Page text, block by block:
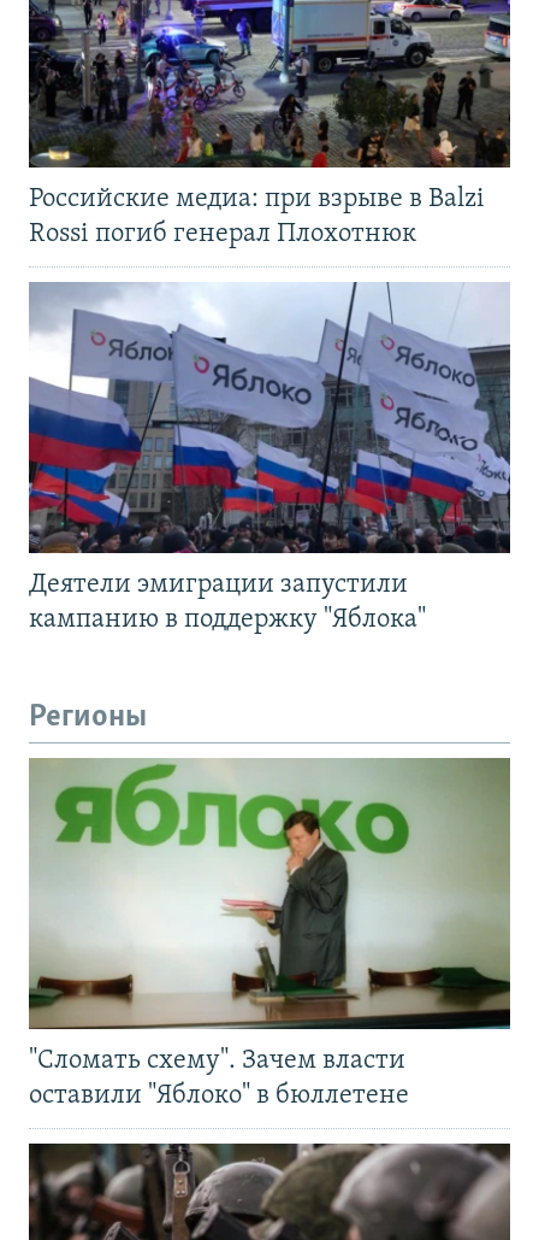
Российские медиа: при взрыве в Balzi
Rossi погиб генерал Плохотнюк
Деятели эмиграции запустили
кампанию в поддержку "Яблока"
Регионы
"Сломать схему". Зачем власти
оставили "Яблоко" в бюллетене